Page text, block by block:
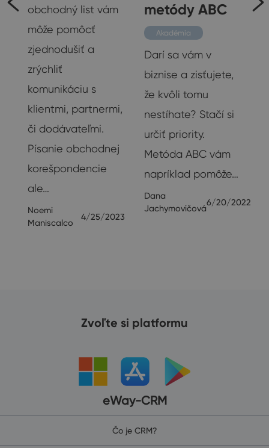
obchodný list vám
môže pomôcť
zjednodušiť a
zrýchliť
komunikáciu s
klientmi, partnermi,
či dodávateľmi.
Písanie obchodnej
korešpondencie
ale…
Noemi
Maniscalco
4/25/2023
metódy ABC
Akadémia
Darí sa vám v
biznise a zisťujete,
že kvôli tomu
nestíhate? Stačí si
určiť priority.
Metóda ABC vám
napríklad pomôže…
Dana
Jachymovičová
6/20/2022
Zvoľte si platformu
eWay-CRM
Čo je CRM?